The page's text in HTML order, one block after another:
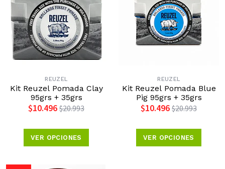
REUZEL
Kit Reuzel Pomada Clay
95grs + 35grs
$10.496 $20.993
VER OPCIONES
REUZEL
Kit Reuzel Pomada Blue
Pig 95grs + 35grs
$10.496 $20.993
VER OPCIONES